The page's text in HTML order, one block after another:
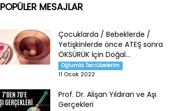
POPÜLER MESAJLAR
Çocuklarda / Bebeklerde /
Yetişkinlerde önce ATEŞ sonra
ÖKSÜRÜK İçin Doğal...
Oğlumla Tecrübelerim
11 Ocak 2022
Prof. Dr. Alişan Yıldıran ve Aşı
Gerçekleri